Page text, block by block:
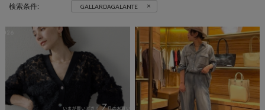
検索条件: GALLARDAGALANTE ×